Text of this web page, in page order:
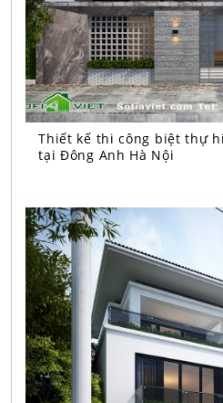
Thiết kế thi công biệt thự
tại Đông Anh Hà Nội